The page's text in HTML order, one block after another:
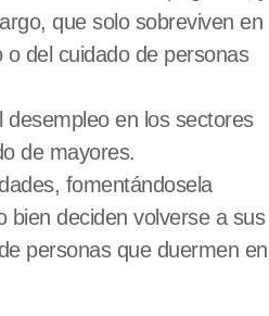
que solo sobreviven en
del cuidado de personas
desempleo en los sectores
de mayores.
fomentándosela
bien deciden volverse a sus
personas que duermen en